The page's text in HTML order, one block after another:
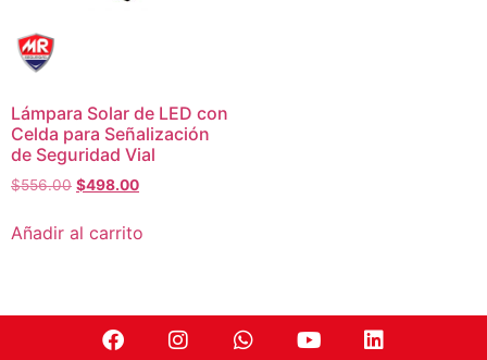
Lámpara Solar de LED con
Celda para Señalización
de Seguridad Vial
$556.00 $498.00
Añadir al carrito